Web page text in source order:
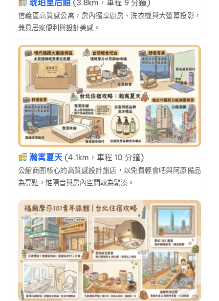
琥珀皇后館 (3.8km，車程 9 分鐘)
信義區高質感公寓，房內獨享廚房、洗衣機與大螢幕投影，
兼具居家便利與設計美感。
瀚寓夏天 (4.1km，車程 10 分鐘)
公館商圈核心的高質感設計旅店，以免費輕食吧與阿原備品
為亮點，惟隔音與房內空間較為緊湊。